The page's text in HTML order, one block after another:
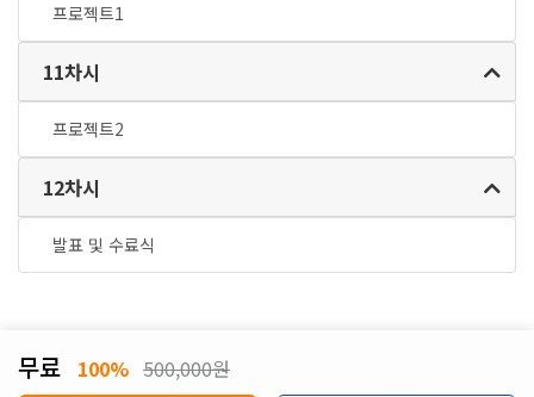
프로젝트1
11차시
프로젝트2
12차시
발표 및 수료식
무료 100% 500,000원